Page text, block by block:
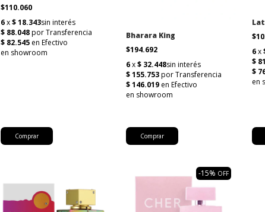
$110.060
Bharara King
$194.692
Comprar
-15% OFF